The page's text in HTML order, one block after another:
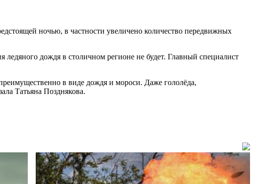
ночью, в частности увеличено количество передвижных
дождя в столичном регионе не будет. Главный специалист
в виде дождя и мороси. Даже гололёда,
Татьяна Позднякова.